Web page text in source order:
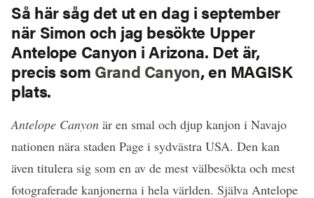
Så här såg det ut en dag i september
när Simon och jag besökte Upper
Antelope Canyon i Arizona. Det är,
precis som Grand Canyon, en MAGISK
plats.
Antelope Canyon är en smal och djup kanjon i Navajo
nationen nära staden Page i sydvästra USA. Den kan
även titulera sig som en av de mest välbesökta och mest
fotograferade kanjonerna i hela världen. Själva Antelope